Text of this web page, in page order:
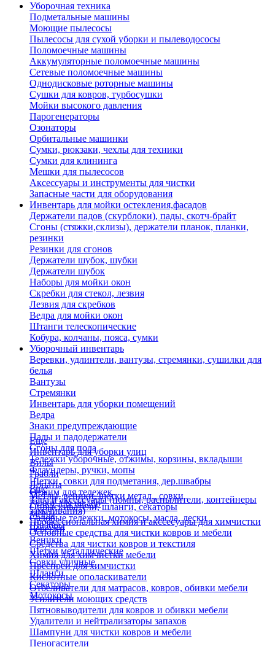
Уборочная техника
Подметальные машины
Моющие пылесосы
Пылесосы для сухой уборки и пылеводососы
Поломоечные машины
Аккумуляторные поломоечные машины
Сетевые поломоечные машины
Однодисковые роторные машины
Сушки для ковров, турбосушки
Мойки высокого давления
Парогенераторы
Озонаторы
Орбитальные машинки
Сумки, рюкзаки, чехлы для техники
Сумки для клининга
Мешки для пылесосов
Аксессуары и инструменты для чистки
Запасные части для оборудования
Инвентарь для мойки остекления,фасадов
Держатели падов (скурблоки), пады, скотч-брайт
Сгоны (стяжки,склизы), держатели планок, планки,
резинки
Резинки для сгонов
Держатели шубок, шубки
Держатели шубок
Наборы для мойки окон
Скребки для стекол, лезвия
Лезвия для скребков
Ведра для мойки окон
Штанги телескопические
Кобура, колчаны, пояса, сумки
Уборочный инвентарь
Веревки, удлинтели, вантузы, стремянки, сушилки для
белья
Вантузы
Стремянки
Инвентарь для уборки помещений
Ведра
Знаки предупреждающие
Пады и падодержатели
Сгоны для пола
Тележки уборочные, отжимы, корзины, вкладыши
Флаундеры, ручки, мопы
Щетки, совки для подметания, дер.швабры
Отжим для тележек
Ручки для швабр
Мопы
Швабры
Еще
Инвентарь для уборки улиц
Вилы
Грабли
Лопаты
Метлы, веники, щетки метал., совки
Опрыскиватели, шланги, секаторы
Садовые тележки, мотокосы, масла, лески
Черенки
Веники
Щетки металлические
Совки уличные
Шланги
Секаторы
Мотокосы
Еще
Тара и аксессуары (помпы, распылители, контейнеры
замачивания)
Профессиональная химия и акссесуары для химчистки
Основные средства для чистки ковров и мебели
Средства для чистки ковров и текстиля
Химия для химчистки мебели
Преспреи для химчистки
Кислотные ополаскиватели
Отбеливатели для матрасов, ковров, обивки мебели
Усилители моющих средств
Пятновыводители для ковров и обивки мебели
Удалители и нейтрализаторы запахов
Шампуни для чистки ковров и мебели
Пеногасители